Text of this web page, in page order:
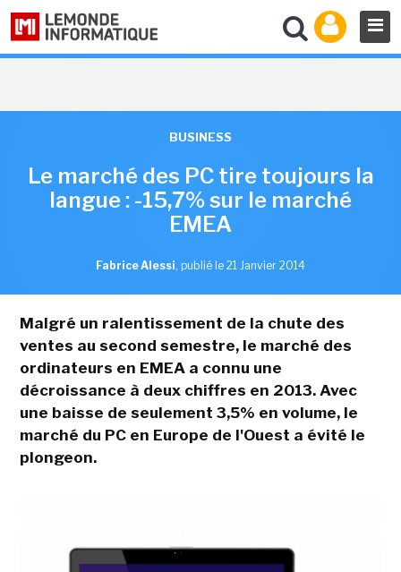
BUSINESS
Le marché des PC tire toujours la
langue : -15,7% sur le marché
EMEA
Fabrice Alessi, publié le 21 Janvier 2014
Malgré un ralentissement de la chute des
ventes au second semestre, le marché des
ordinateurs en EMEA a connu une
décroissance à deux chiffres en 2013. Avec
une baisse de seulement 3,5% en volume, le
marché du PC en Europe de l'Ouest a évité le
plongeon.